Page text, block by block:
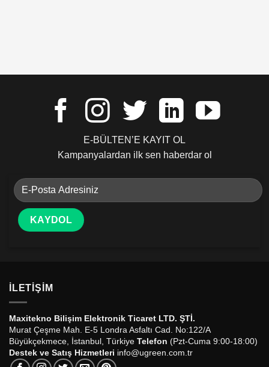
E-BÜLTEN’E KAYIT OL
Kampanyalardan ilk sen haberdar ol
İLETIŞIM
Maxitekno Bilişim Elektronik Ticaret LTD. ŞTİ.
Murat Çeşme Mah. E-5 Londra Asfaltı Cad. No:122/A
Büyükçekmece, İstanbul, Türkiye Telefon (Pzt-Cuma 9:00-18:00)
Destek ve Satış Hizmetleri info@ugreen.com.tr